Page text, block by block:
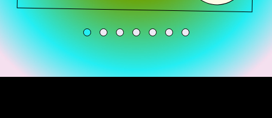
Fale com a gente
Baixe o estudo